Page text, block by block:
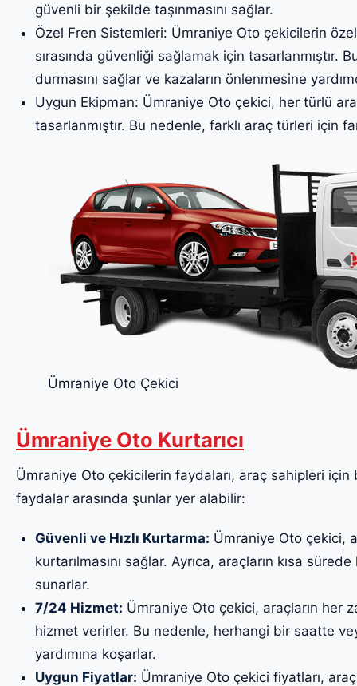
güvenli bir şekilde taşınmasını sağlar.
Özel Fren Sistemleri: Ümraniye Oto çekicilerin
sırasında güvenliği sağlamak için tasarlanmıştır.
durmasını sağlar ve kazaların önlenmesine
Uygun Ekipman: Ümraniye Oto çekici, her türlü
tasarlanmıştır. Bu nedenle, farklı araç türleri için
Ümraniye Oto Çekici
Ümraniye Oto Kurtarıcı
Ümraniye Oto çekicilerin faydaları, araç sahipleri için
faydalar arasında şunlar yer alabilir:
Güvenli ve Hızlı Kurtarma: Ümraniye Oto çekici,
kurtarılmasını sağlar. Ayrıca, araçların kısa
sunarlar.
7/24 Hizmet: Ümraniye Oto çekici, araçların her
hizmet verirler. Bu nedenle, herhangi bir saatte
yardımına koşarlar.
Uygun Fiyatlar: Ümraniye Oto çekici fiyatları,